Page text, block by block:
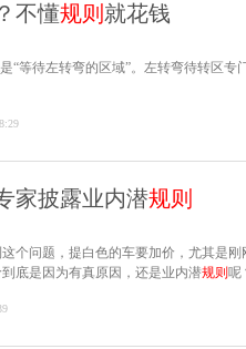
不懂规则 就花钱
“等待左转弯的区域”。左转弯待转区
家披露业内潜规则
个问题，提白色的车要加价，尤其是
底是因为有真原因，还是业内潜规则 呢